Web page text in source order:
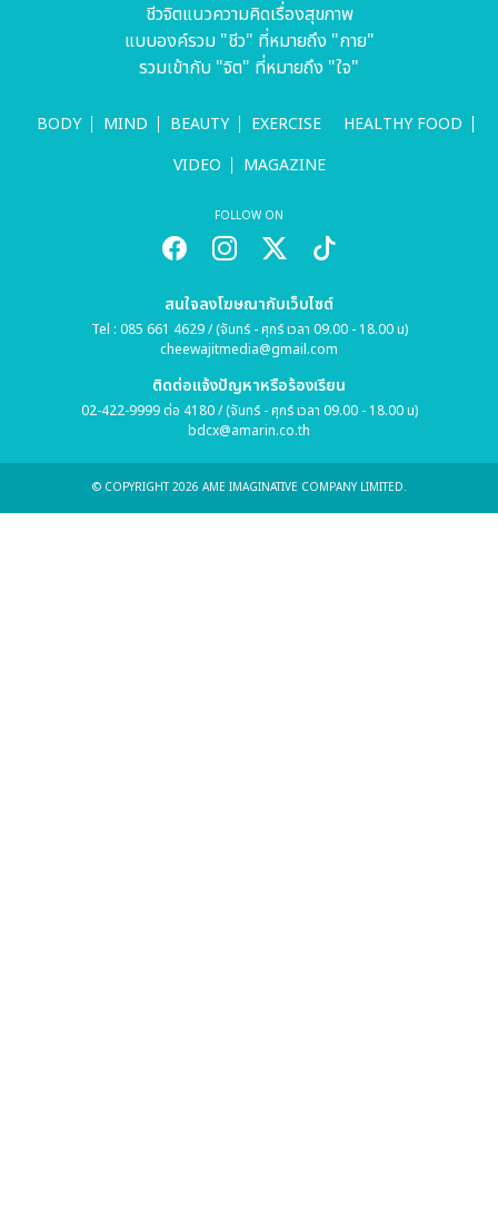
ชีวจิตแนวความคิดเรื่องสุขภาพ
แบบองค์รวม "ชีว" ที่หมายถึง "กาย"
รวมเข้ากับ "จิต" ที่หมายถึง "ใจ"
BODY MIND BEAUTY EXERCISE
HEALTHY FOOD
VIDEO
MAGAZINE
FOLLOW ON
สนใจลงโฆษณากับเว็บไซต์
Tel : 085 661 4629 / (จันทร์ - ศุกร์ เวลา 09.00 - 18.00 น)
cheewajitmedia@gmail.com
ติดต่อแจ้งปัญหาหรือร้องเรียน
02-422-9999 ต่อ 4180 / (จันทร์ - ศุกร์ เวลา 09.00 - 18.00 น)
bdcx@amarin.co.th
© COPYRIGHT 2026 AME IMAGINATIVE COMPANY LIMITED.